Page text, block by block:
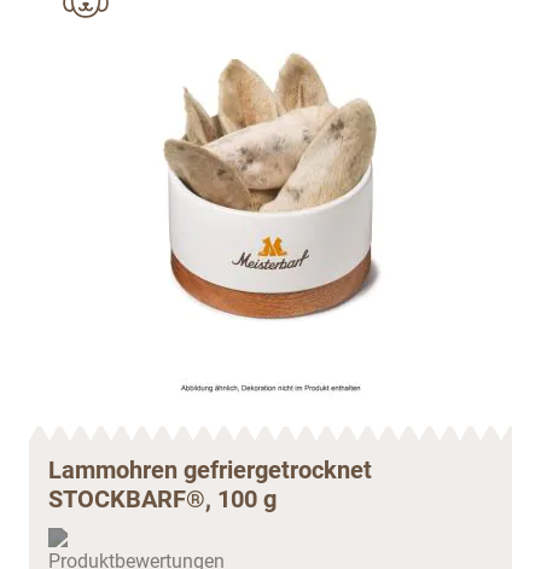
Lammohren gefriergetrocknet
STOCKBARF®, 100 g